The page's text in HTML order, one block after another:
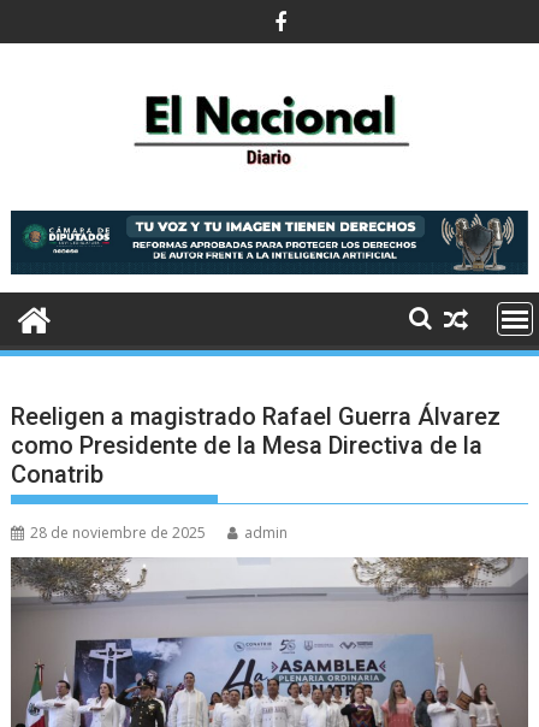
al
Reeligen a magistrado Rafael Guerra Álvarez
como Presidente de la Mesa Directiva de la
Conatrib
28 de noviembre de 2025 admin